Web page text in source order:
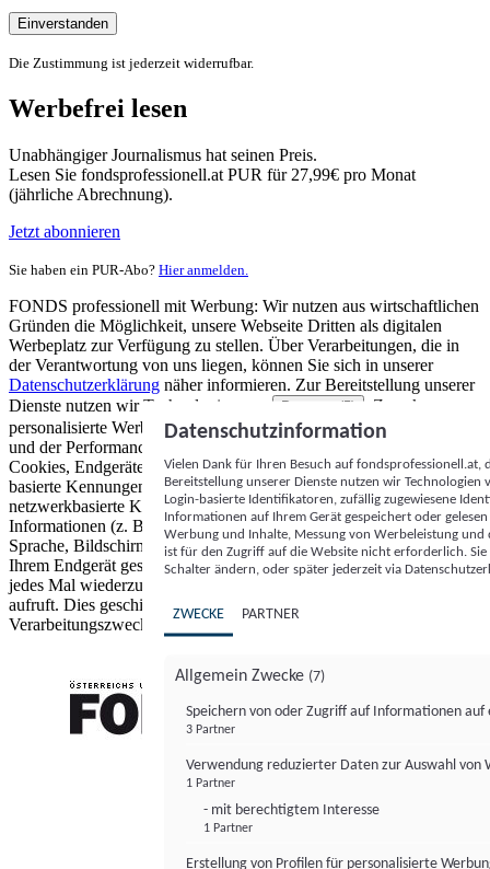
Einverstanden
Die Zustimmung ist jederzeit widerrufbar.
Werbefrei lesen
Unabhängiger Journalismus hat seinen Preis.
Lesen Sie fondsprofessionell.at PUR für 27,99€ pro Monat
(jährliche Abrechnung).
Jetzt abonnieren
Sie haben ein PUR-Abo? Hier anmelden.
FONDS professionell mit Werbung: Wir nutzen aus wirtschaftlichen
Gründen die Möglichkeit, unsere Webseite Dritten als digitalen
Werbeplatz zur Verfügung zu stellen. Über Verarbeitungen, die in
der Verantwortung von uns liegen, können Sie sich in unserer
Datenschutzerklärung näher informieren. Zur Bereitstellung unserer
Dienste nutzen wir Technologien von
Partnern (5)
. Zwecke:
personalisierte Werbung und Inhalte, Messung von Werbeleistung
und der Performance von Inhalten sowie Zielgruppenforschung.
Cookies, Endgeräte- oder ähnliche Online-Kennungen (z. B. login-
basierte Kennungen, zufällig generierte Kennungen,
netzwerkbasierte Kennungen) können zusammen mit anderen
Informationen (z. B. Browsertyp und Browserinformationen,
Sprache, Bildschirmgröße, unterstützte Technologien usw.) auf
Ihrem Endgerät gespeichert oder von dort ausgelesen werden, um es
jedes Mal wiederzuerkennen, wenn es eine App oder einer Webseite
aufruft. Dies geschieht für einen oder mehrere der hier aufgeführten
Verarbeitungszwecke.
Datenschutzinformation
Vielen Dank für Ihren Besuch auf
Bereitstellung unserer Dienste nutzen wir Technologien
Login-basierte Identifikatoren, zufällig zugewiesene
Informationen auf Ihrem Gerät gespeichert oder
Werbung und Inhalte, Messung von Werbeleistung
ist für den Zugriff auf die Website nicht erforderlich.
Schalter ändern, oder später jederzeit via
ZWECKE PARTNER
Allgemein Zwecke (7)
Speichern von oder Zugriff auf Informationen auf
3 Partner
Verwendung reduzierter Daten zur Auswahl von
1 Partner
- mit berechtigtem Interesse
1 Partner
Erstellung von Profilen für personalisierte
FONDS professionell